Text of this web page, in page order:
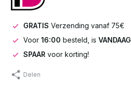
GRATIS Verzending vanaf 75€
Voor 16:00 besteld, is VANDAAG
SPAAR voor korting!
Delen